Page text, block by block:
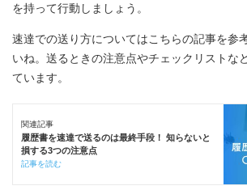
を持って行動しましょう。
速達での送り方についてはこちらの記事を参
いね。送るときの注意点やチェックリストな
ています。
関連記事
履歴書を速達で送るのは最終手段！ 知らないと
損する3つの注意点
記事を読む